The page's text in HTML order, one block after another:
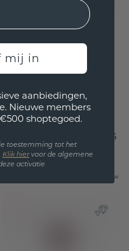
Hanger Lavon RND
585 goud rhodoliet 6.5
mm
Excl. Tax & BTW
mij in
aanbiedingen,
Nieuwe members
shoptegoed.
toestemming tot het
Klik hiervoor de algemene
activatie